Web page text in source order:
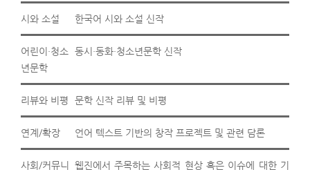
시와 소설 한국어 시와 소설 신작
어린이·청소
년문학
동시·동화·청소년문학 신작
리뷰와 비평 문학 신작 리뷰 및 비평
연계/확장 언어 텍스트 기반의 창작 프로젝트 및 관련 담론
사회/커뮤니
웹진에서 주목하는 사회적 현상 혹은 이슈에 대한 기